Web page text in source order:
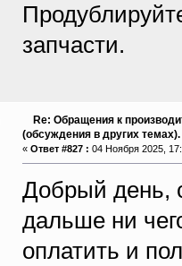
запчасти.
Re: Обращения к
(обсуждения в других темах).
« Ответ #827 : 04 Ноября 2025,
Добрый день,
дальше ни
оплатить и